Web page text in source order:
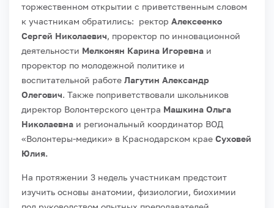
торжественном открытии с приветственным словом
к участникам обратились: ректор Алексеенко
Сергей Николаевич, проректор по инновационной
деятельности Мелконян Карина Игоревна и
проректор по молодежной политике и
воспитательной работе Лагутин Александр
Олегович. Также поприветствовали школьников
директор Волонтерского центра Машкина Ольга
Николаевна и региональный координатор ВОД
«Волонтеры-медики» в Краснодарском крае Суховей
Юлия.
На протяжении 3 недель участникам предстоит
изучить основы анатомии, физиологии, биохимии